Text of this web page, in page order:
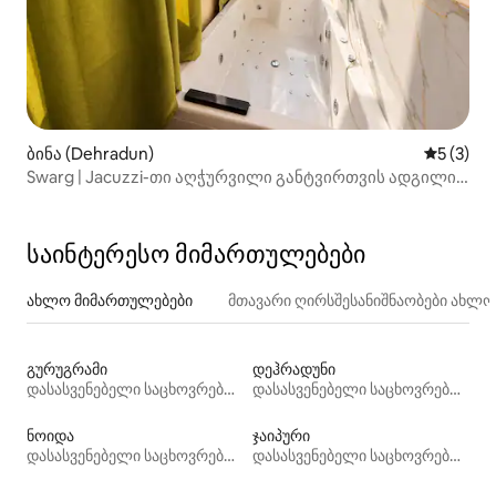
ბინა (Dehradun)
5 (3)
Swarg | Jacuzzi-თი აღჭურვილი განტვირთვის ადგილი,
საინტერესო მიმართულებები
ახლო მიმართულებები მთავარი ღირსშესანიშნაობები
გურუგრამი
დასასვენებელი საცხოვრებლები
დეჰრადუნი
დასასვენებელი საცხოვრებლები
ნოიდა
დასასვენებელი საცხოვრებლები
ჯაიპური
დასასვენებელი საცხოვრებლები